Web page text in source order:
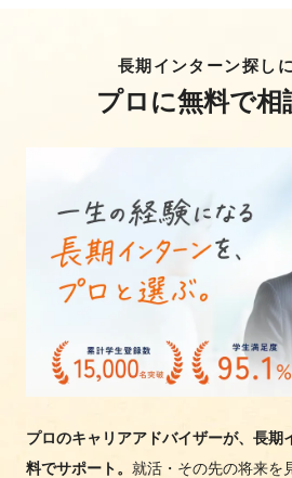
長期インターン探し
プロに無料で相
プロのキャリアアドバイザーが、長期
料でサポート。 就活・その先の将来を